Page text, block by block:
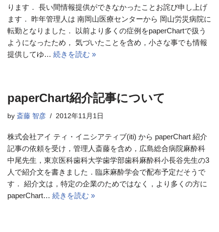
ります． 長い間情報提供ができなかったことお詫び申し上げ
ます． 昨年管理人は 南岡山医療センターから 岡山労災病院に
転勤となりました． 以前より多くの症例をpaperChartで扱う
ようになったため， 気づいたことを含め，小さな事でも情報
提供してゆ… 続きを読む »
paperChart紹介記事について
by 斎藤 智彦 2012年11月1日
株式会社アイ ティ・イニシアティブ(iti) から paperChart 紹介
記事の依頼を受け，管理人斎藤を含め，広島総合病院麻酔科
中尾先生，東京医科歯科大学歯学部歯科麻酔科小長谷先生の3
人で紹介文を書きました．臨床麻酔学会で配布予定だそうで
す． 紹介文は，特定の企業のためではなく，より多くの方に
paperChart… 続きを読む »